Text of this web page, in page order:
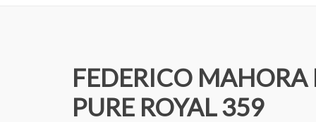
FEDERICO MAHORA
PURE ROYAL 359